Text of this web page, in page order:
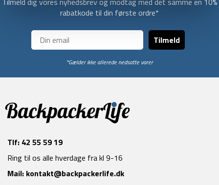
rabatkode til din første ordre*
Tilmeld
*Gælder ikke allerede nedsatte varer
Tlf: 42 55 59 19
Ring til os alle hverdage fra kl 9-16
Mail: kontakt@backpackerlife.dk